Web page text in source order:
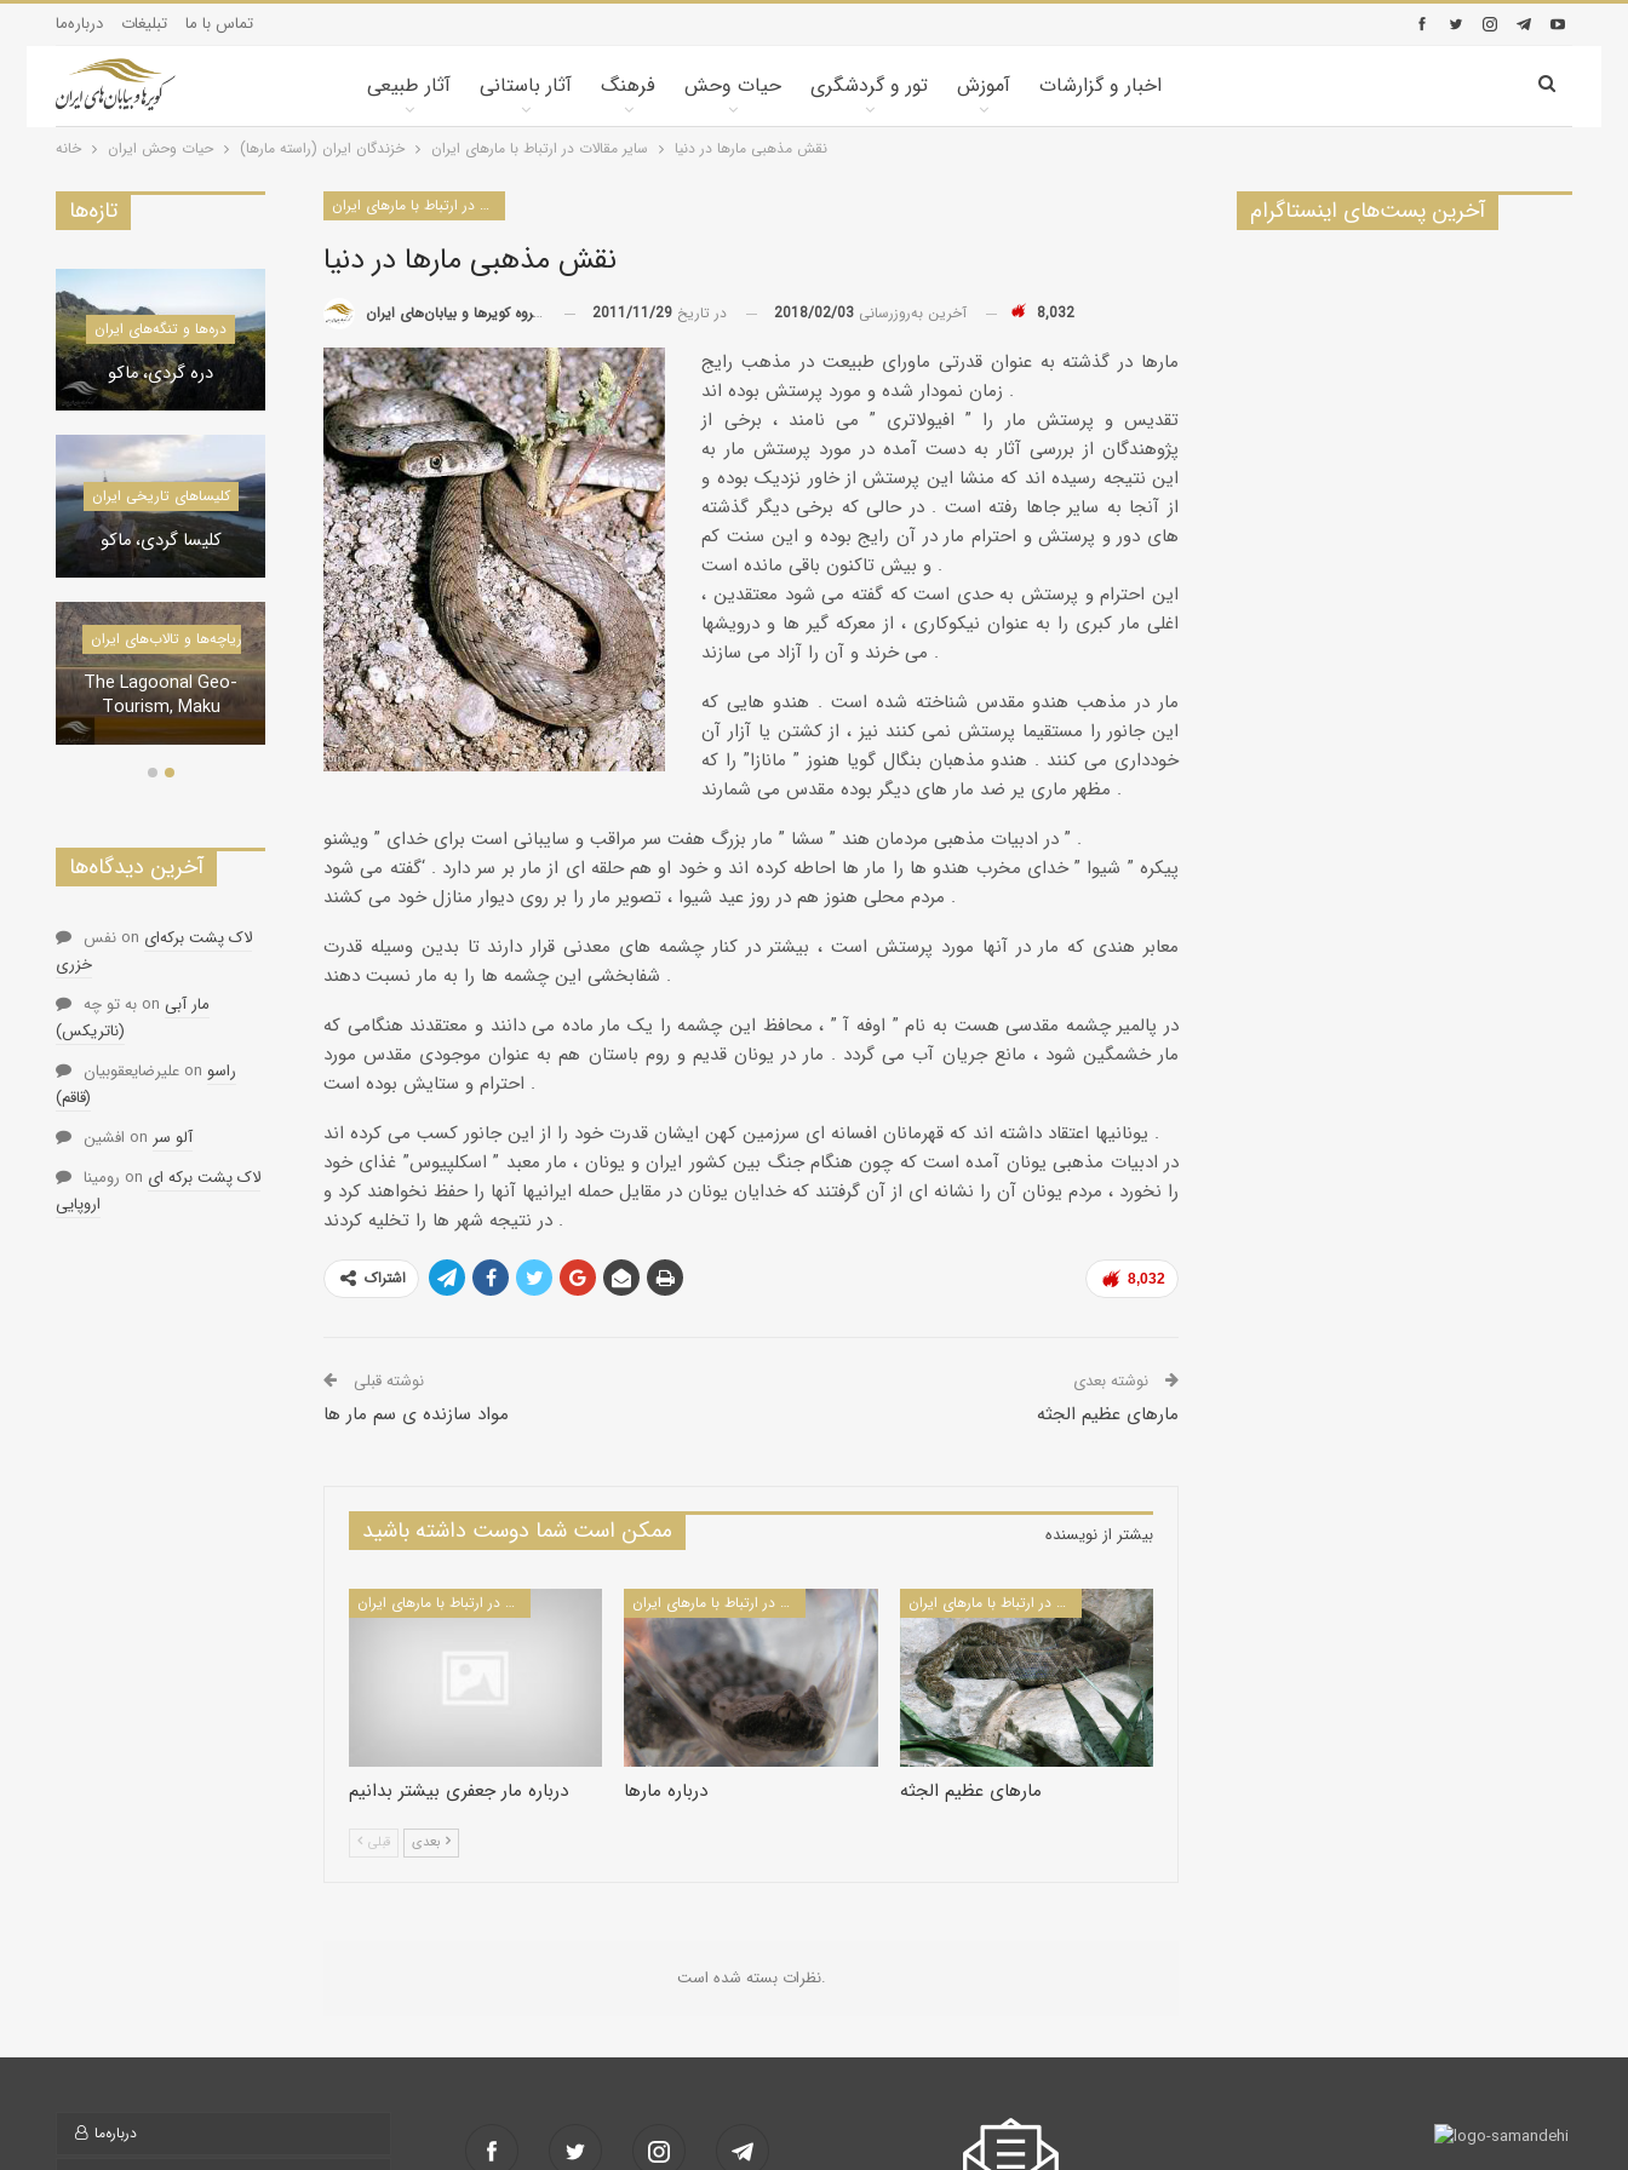
درباره‌ما تبلیغات تماس با ما
آثار طبیعی آثار باستانی فرهنگ حیات وحش تور و گردشگری آموزش اخبار و گزارشات
خانه حیات وحش ایران خزندگان ايران (راسته مارها) سایر مقالات در ارتباط با مارهای ایران نقش مذهبی مارها در دنیا
سایر مقالات در ارتباط با مارهای ایران
نقش مذهبی مارها در دنیا
توسط گروه کویرها و بیابان‌های ایران در تاریخ 2011/11/29 آخرین به‌روزرسانی 2018/02/03 8,032
مارها در گذشته به عنوان قدرتی ماورای طبیعت در مذهب رایج
زمان نمودار شده و مورد پرستش بوده اند .
تقدیس و پرستش مار را ” افیولاتری ” می نامند ، برخی از
پژوهندگان از بررسی آثار به دست آمده در مورد پرستش مار به
این نتیجه رسیده اند که منشا این پرستش از خاور نزدیک بوده و
از آنجا به سایر جاها رفته است . در حالی که برخی دیگر گذشته
های دور و پرستش و احترام مار در آن رایج بوده و این سنت کم
و بیش تاکنون باقی مانده است .
این احترام و پرستش به حدی است که گفته می شود معتقدین ،
اغلی مار کبری را به عنوان نیکوکاری ، از معرکه گیر ها و درویشها
می خرند و آن را آزاد می سازند .
مار در مذهب هندو مقدس شناخته شده است . هندو هایی که
این جانور را مستقیما پرستش نمی کنند نیز ، از کشتن یا آزار آن
خودداری می کنند . هندو مذهبان بنگال گویا هنوز ” مانازا” را که
مظهر ماری یر ضد مار های دیگر بوده مقدس می شمارند .
در ادبیات مذهبی مردمان هند ” سشا ” مار بزرگ هفت سر مراقب و سایبانی است برای خدای ” ویشنو ” .
پیکره ” شیوا ” خدای مخرب هندو ها را مار ها احاطه کرده اند و خود او هم حلقه ای از مار بر سر دارد . ‘گفته می شود
مردم محلی هنوز هم در روز عید شیوا ، تصویر مار را بر روی دیوار منازل خود می کشند .
معابر هندی که مار در آنها مورد پرستش است ، بیشتر در کنار چشمه های معدنی قرار دارند تا بدین وسیله قدرت
شفابخشی این چشمه ها را به مار نسبت دهند .
در پالمیر چشمه مقدسی هست به نام ” اوفه آ ” ، محافظ این چشمه را یک مار ماده می دانند و معتقدند هنگامی که
مار خشمگین شود ، مانع جریان آب می گردد . مار در یونان قدیم و روم باستان هم به عنوان موجودی مقدس مورد
احترام و ستایش بوده است .
یونانیها اعتقاد داشته اند که قهرمانان افسانه ای سرزمین کهن ایشان قدرت خود را از این جانور کسب می کرده اند .
در ادبیات مذهبی یونان آمده است که چون هنگام جنگ بین کشور ایران و یونان ، مار معبد ” اسکلپیوس” غذای خود
را نخورد ، مردم یونان آن را نشانه ای از آن گرفتند که خدایان یونان در مقایل حمله ایرانیها آنها را حفظ نخواهند کرد و
در نتیجه شهر ها را تخلیه کردند .
8,032 اشتراک
نوشته قبلی
مواد سازنده ی سم مار ها مارهای عظیم الجثه
ممکن است شما دوست داشته باشید بیشتر از نویسنده
سایر مقالات در ارتباط با مارهای ایران
درباره مار جعفری بیشتر بدانیم
سایر مقالات در ارتباط با مارهای ایران
درباره مارها
سایر مقالات در ارتباط با مارهای ایران
مارهای عظیم الجثه
قبلی
نظرات بسته شده است.
آخرین پست‌های اینستاگرام تازه‌ها
دره‌ها و تنگه‌های ایران
دره گردی، ماکو
کلیسا‌های تاریخی ایران
کلیسا گردی، ماکو
درياچه‌‌ها و تالاب‌های ایران
The Lagoonal Geo-
Tourism, Maku
کویرشناسی
طوفان شن و راهکارها
کاروانسراها و قلعه‌های استان یزد
کاروانسرای رباط زین
الدین، مهریز
دره‌ها و تنگه‌های ایران
تنگه لی لی، دورود
آخرین دیدگاه‌ها
نفس on لاک پشت برکه‌ای
خزری
به تو چه on مار آبی
(ناتریکس)
علیرضایعقوبیان on راسو
(قاقم)
افشین on آلو سر
رومینا on لاک پشت برکه ای
اروپایی
درباره‌ما